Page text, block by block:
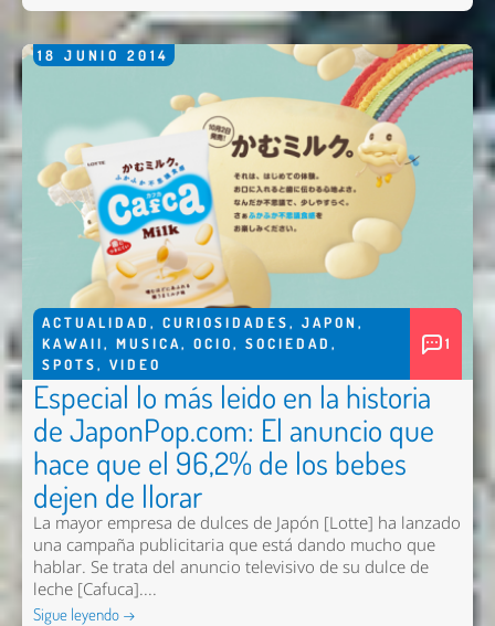
18 JUNIO 2014
ACTUALIDAD , CURIOSIDADES, JAPON ,
KAWAII, MUSICA, OCIO, SOCIEDAD ,
SPOTS, VIDEO
1
Especial lo más leido en la historia
de JaponPop.com: El anuncio que
hace que el 96,2% de los bebes
dejen de llorar
La mayor empresa de dulces de Japón [Lotte] ha lanzado
una campaña publicitaria que está dando mucho que
hablar. Se trata del anuncio televisivo de su dulce de
leche [Cafuca]....
Sigue leyendo →